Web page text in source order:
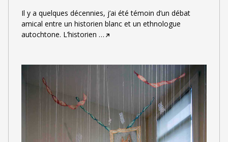
Il y a quelques décennies, j’ai été témoin d’un débat
amical entre un historien blanc et un ethnologue
autochtone. L’historien …